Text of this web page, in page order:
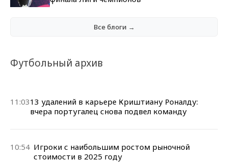
Все блоги →
Футбольный архив
11:0313 удалений в карьере Криштиану Роналду:
вчера португалец снова подвел команду
10:54 Игроки с наибольшим ростом рыночной
стоимости в 2025 году